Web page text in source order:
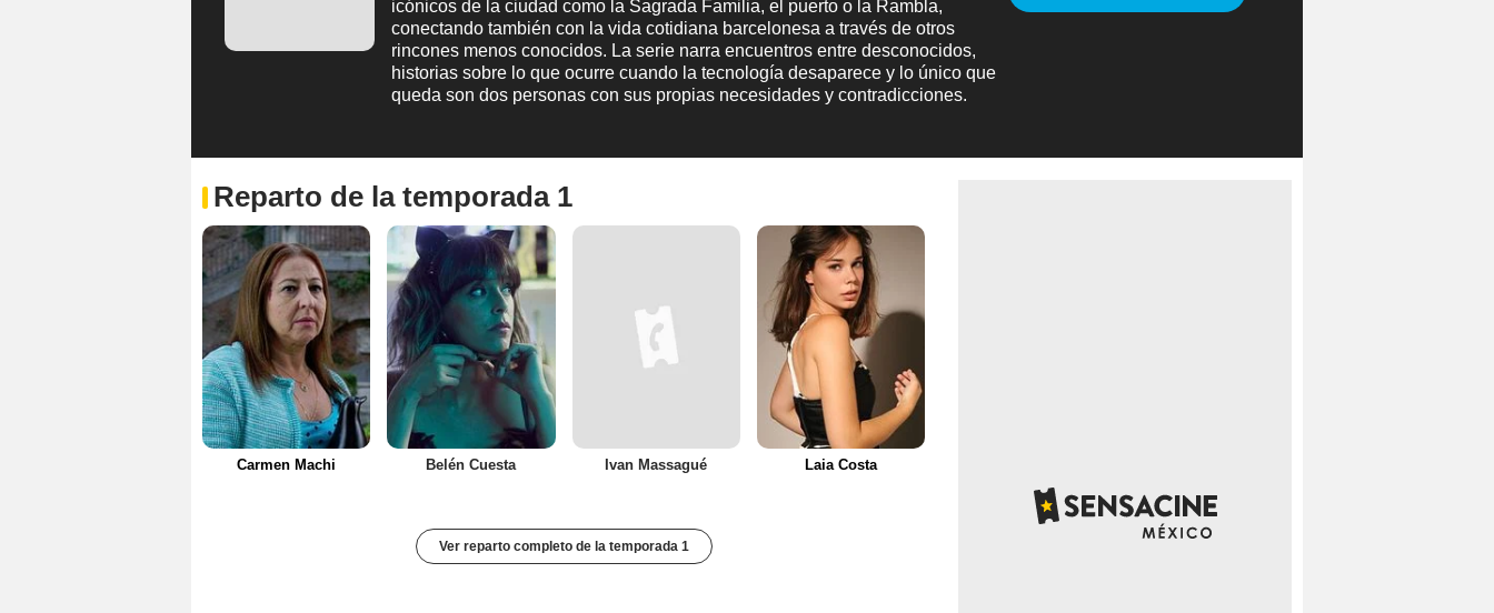
icónicos de la ciudad como la Sagrada Familia, el puerto o la Rambla,
conectando también con la vida cotidiana barcelonesa a través de otros
rincones menos conocidos. La serie narra encuentros entre desconocidos,
historias sobre lo que ocurre cuando la tecnología desaparece y lo único que
queda son dos personas con sus propias necesidades y contradicciones.
Reparto de la temporada 1
Carmen Machi Belén Cuesta Ivan Massagué Laia Costa
Ver reparto completo de la temporada 1